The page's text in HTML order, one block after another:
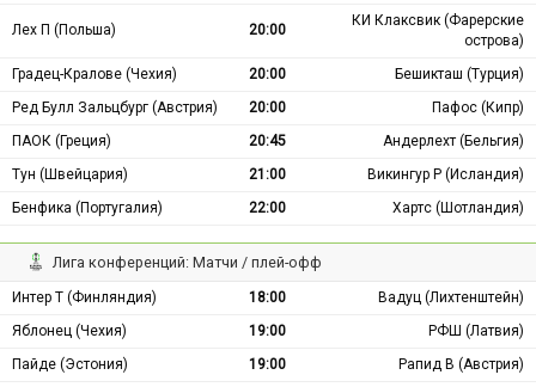
Лех П (Польша) 20:00
КИ Клаксвик (Фарерские
острова)
Градец-Кралове (Чехия)
20:00
Бешикташ (Турция)
Ред Булл Зальцбург (Австрия)
20:00
Пафос (Кипр)
ПАОК (Греция)
20:45
Андерлехт (Бельгия)
Тун (Швейцария)
21:00
Викингур Р (Исландия)
Бенфика (Португалия)
22:00 Хартс (Шотландия)
Лига конференций: Матчи / плей-офф
Интер Т (Финляндия) 18:00
Вадуц (Лихтенштейн)
Яблонец (Чехия)
19:00
РФШ (Латвия)
Пайде (Эстония)
19:00
Рапид В (Австрия)